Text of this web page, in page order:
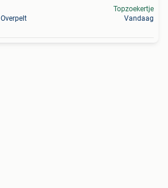
Overpelt
Topzoekertje
Vandaag